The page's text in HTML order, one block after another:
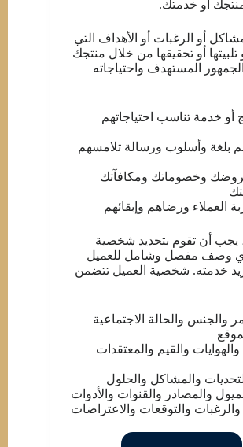
أو خدمتك.
أو الرغبات أو الأهداف التي
أو تحقيقها من خلال منتجك
المستهدف واحتياجاته
أو خدمة تناسب احتياجاتهم
بلغة وأسلوب ورسالة تلامسهم
وخصوماتك ومكافآتك
العملاء ورضاهم وإبقائهم
يجب أن تقوم بتحديد شخصية
أي وصف مفصل وشامل للعميل
خدمته. شخصية العميل تتضمن
والجنس والحالة الاجتماعية
والهوايات والقيم والمعتقدات
والمشاكل والحلول
والمصادر والقنوات والأدوات
والرغبات والتوقعات والاعتراضات